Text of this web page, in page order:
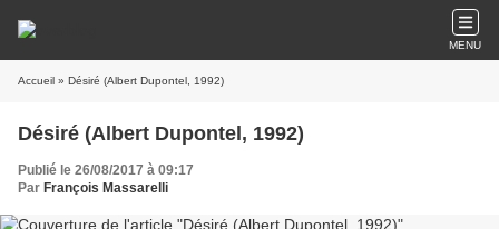
MENU
Accueil » Désiré (Albert Dupontel, 1992)
Désiré (Albert Dupontel, 1992)
Publié le 26/08/2017 à 09:17
Par François Massarelli